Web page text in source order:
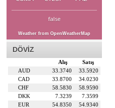
false
Weather from OpenWeatherMap
DÖVİZ
Satış
Alış
AUD
33.5920
33.3740
CAD
34.0230
33.8700
CHF
58.9590
58.5830
DKK
7.3599
7.3239
EUR
54.9340
54.8350